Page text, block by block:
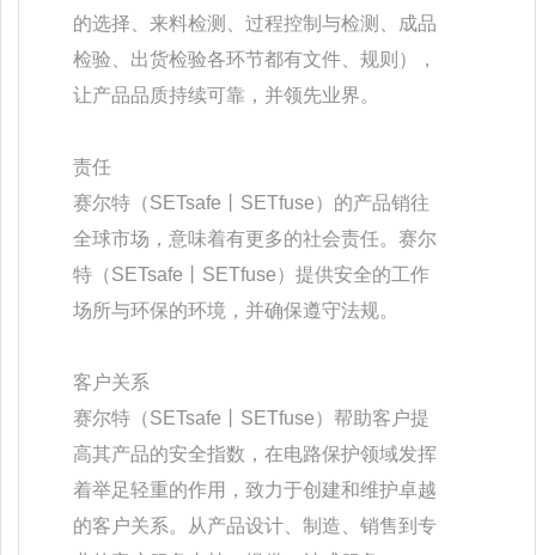
的选择、来料检测、过程控制与检测、成品
检验、出货检验各环节都有文件、规则），
让产品品质持续可靠，并领先业界。
责任
赛尔特（SETsafe丨SETfuse）的产品销往
全球市场，意味着有更多的社会责任。赛尔
特（SETsafe丨SETfuse）提供安全的工作
场所与环保的环境，并确保遵守法规。
客户关系
赛尔特（SETsafe丨SETfuse）帮助客户提
高其产品的安全指数，在电路保护领域发挥
着举足轻重的作用，致力于创建和维护卓越
的客户关系。从产品设计、制造、销售到专